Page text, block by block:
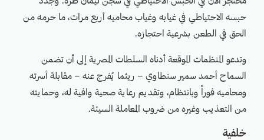
حبسه الاحتياطي في غيابه وغياب محاميه أربع مرات، ما حرمه من
الحق في الطعن بشرعية احتجازه.
وتدعو المنظمات الموقعة أدناه السلطات المصرية إلى أن تضمن
السماح أحمد سمير سنطاوي – ريثما يُفرج عنه – مقابلة أسرته
ومحاميه فوراً وبانتظام، وتقديم رعاية صحية وافية له، وحمايته
من التعذيب وغيره من ضروب المعاملة السيئة.
خلفية